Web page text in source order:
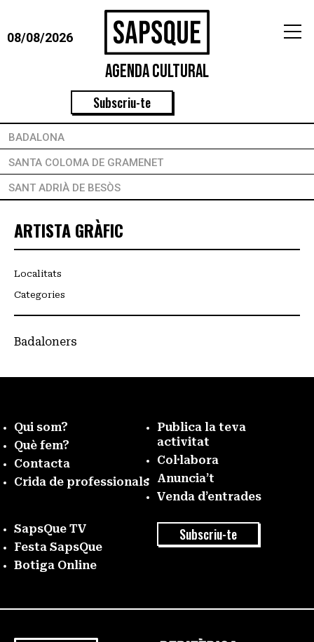
08/08/2026
Agenda Cultural
Subscriu-te
BADALONA
SANTA COLOMA DE GRAMENET
SANT ADRIÀ DE BESÒS
ARTISTA GRÀFIC
Localitats
Categories
Badaloners
Qui som?
Què fem?
Contacta
Crida de professionals
Publica la teva
activitat
Col·labora
Anuncia’t
Venda d’entrades
SapsQue TV
Festa SapsQue
Botiga Online
Subscriu-te